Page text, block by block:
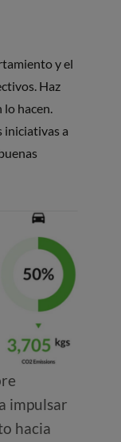
y el
Haz
hacen.
iniciativas a
impulsar
hacia